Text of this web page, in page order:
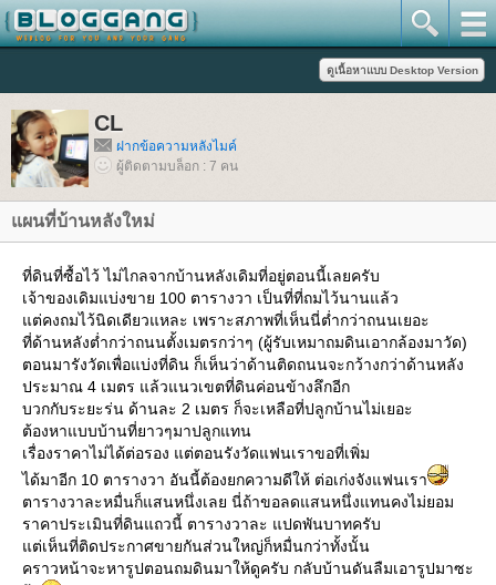
CL
ฝากข้อความหลังไมค์
ผู้ติดตามบล็อก : 7 คน
ผนที่บ้านหลังใหม่
ที่ดินที่ซื้อไว้ ไม่ไกลจากบ้านหลังเดิมที่อยู่ตอนนี้เลยครับ
เจ้าของเดิมแบ่งขาย 100 ตารางวา เป็นที่ที่ถมไว้นานแล้ว
ต่คงถมไว้นิดเดียวแหละ เพราะสภาพที่เห็นนี่ต่ำกว่าถนนเยอะ
ที่ด้านหลังต่ำกว่าถนนตั้งเมตรกว่าๆ (ผู้รับเหมาถมดินเอากล้องมาวัด)
ตอนมารังวัดเพื่อแบ่งที่ดิน ก็เห็นว่าด้านติดถนนจะกว้างกว่าด้านหลัง
ประมาณ 4 เมตร แล้วแนวเขตที่ดินค่อนข้างลึกอีก
บวกกับระยะร่น ด้านละ 2 เมตร ก็จะเหลือที่ปลูกบ้านไม่เยอะ
ต้องหาแบบบ้านที่ยาวๆมาปลูกแทน
เรื่องราคาไม่ได้ต่อรอง แต่ตอนรังวัดแฟนเราขอที่เพิ่ม
ได้มาอีก 10 ตารางวา อันนี้ต้องยกความดีให้ ต่อเก่งจังแฟนเรา
ตารางวาละหมื่นก็แสนหนึ่งเลย นี่ถ้าขอลดแสนหนึ่งแทนคงไม่ยอม
ราคาประเมินที่ดินแถวนี้ ตารางวาละ แปดพันบาทครับ
ต่เห็นที่ติดประกาศขายกันส่วนใหญ่ก็หมื่นกว่าทั้งนั้น
คราวหน้าจะหารูปตอนถมดินมาให้ดูครับ กลับบ้านดันลืมเอารูปมาซะ